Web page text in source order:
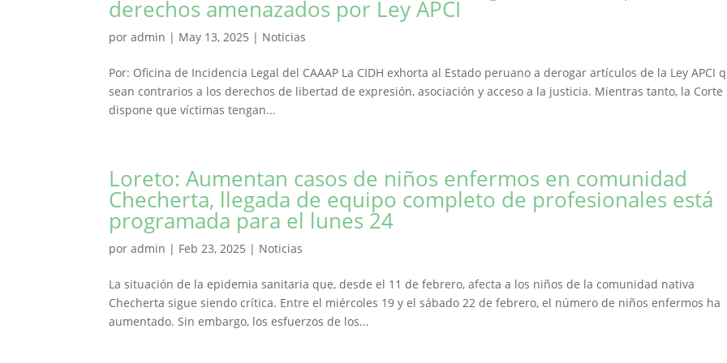
derechos amenazados por Ley APCI
poradmin | May 13, 2025 | Noticias
Por: Oficina de Incidencia Legal del CAAAP La CIDH exhorta al Estado peruano a derogar artículos de la Ley APCI
sean contrarios a los derechos de libertad de expresión, asociación y acceso a la justicia. Mientras tanto, la Corte
dispone que víctimas tengan...
Loreto: Aumentan casos de niños enfermos en comunidad
Checherta, llegada de equipo completo de profesionales está
programada para el lunes 24
poradmin | Feb 23, 2025 | Noticias
La situación de la epidemia sanitaria que, desde el 11 de febrero, afecta a los niños de la comunidad nativa
Checherta sigue siendo crítica. Entre el miércoles 19 y el sábado 22 de febrero, el número de niños enfermos ha
aumentado. Sin embargo, los esfuerzos de los...